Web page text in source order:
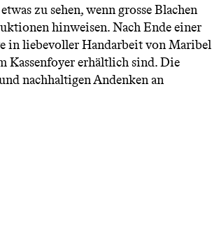
zu sehen, wenn grosse Blachen
hinweisen. Nach Ende einer
in liebevoller Handarbeit von Maribel
Kassenfoyer erhältlich sind. Die
nachhaltigen Andenken an